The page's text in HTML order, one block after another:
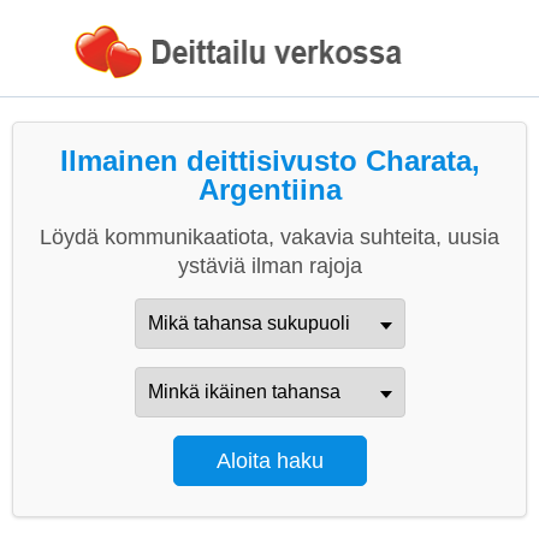
Ilmainen deittisivusto Charata,
Argentiina
Löydä kommunikaatiota, vakavia suhteita, uusia
ystäviä ilman rajoja